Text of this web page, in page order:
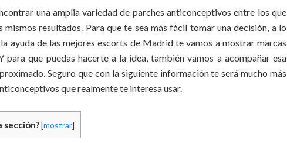
una amplia variedad de parches anticonceptivos entre los que
resultados. Para que te sea más fácil tomar una decisión, a lo
ayuda de las mejores escorts de Madrid te vamos a mostrar marcas
para que puedas hacerte a la idea, también vamos a acompañar esa
Seguro que con la siguiente información te será mucho más
que realmente te interesa usar.
sección?[mostrar]